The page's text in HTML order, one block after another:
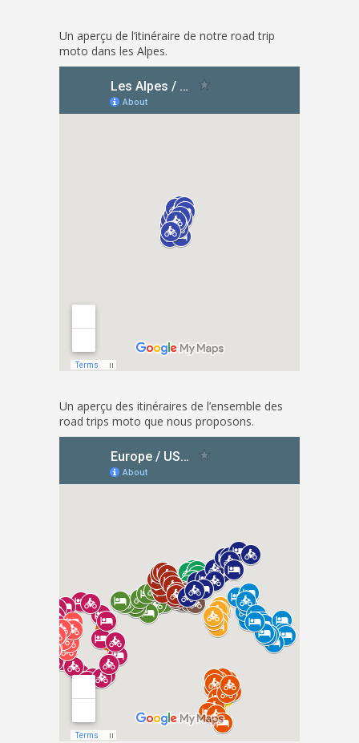
Un aperçu de l’itinéraire de notre road trip
moto dans les Alpes.
Un aperçu des itinéraires de l’ensemble des
road trips moto que nous proposons.